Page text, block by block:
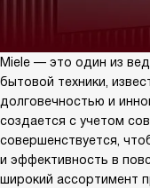
Miele — это один из
бытовой техники,
долговечностью и
создается с учетом
совершенствуется,
и эффективность в
широкий ассортимент